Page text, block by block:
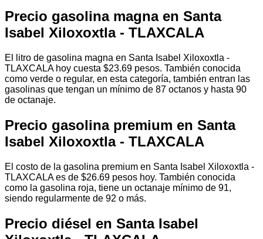
Precio gasolina magna en Santa
Isabel Xiloxoxtla - TLAXCALA
El litro de gasolina magna en Santa Isabel Xiloxoxtla -
TLAXCALA hoy cuesta $23.69 pesos. También conocida
como verde o regular, en esta categoría, también entran las
gasolinas que tengan un mínimo de 87 octanos y hasta 90
de octanaje.
Precio gasolina premium en Santa
Isabel Xiloxoxtla - TLAXCALA
El costo de la gasolina premium en Santa Isabel Xiloxoxtla -
TLAXCALA es de $26.69 pesos hoy. También conocida
como la gasolina roja, tiene un octanaje mínimo de 91,
siendo regularmente de 92 o más.
Precio diésel en Santa Isabel